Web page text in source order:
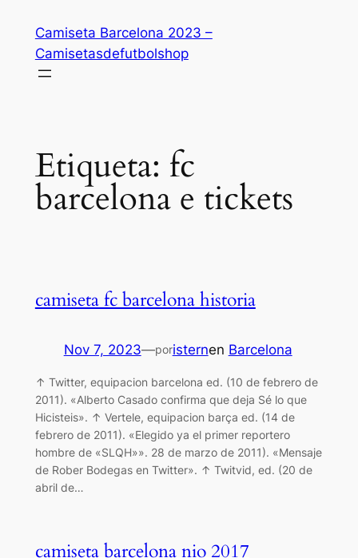
contenido
Camiseta Barcelona 2023 –
Camisetasdefutbolshop
Etiqueta: fc
barcelona e tickets
camiseta fc barcelona historia
Nov 7, 2023—poristernen Barcelona
↑ Twitter, equipacion barcelona ed. (10 de febrero de
2011). «Alberto Casado confirma que deja Sé lo que
Hicisteis». ↑ Vertele, equipacion barça ed. (14 de
febrero de 2011). «Elegido ya el primer reportero
hombre de «SLQH»». 28 de marzo de 2011). «Mensaje
de Rober Bodegas en Twitter». ↑ Twitvid, ed. (20 de
abril de…
camiseta barcelona nio 2017